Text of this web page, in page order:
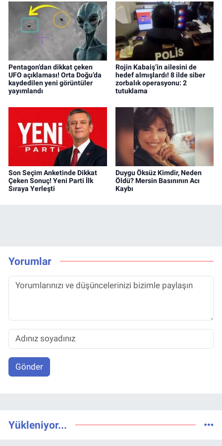
Pentagon’dan dikkat çeken
UFO açıklaması! Orta Doğu’da
kaydedilen yeni görüntüler
yayımlandı
Rojin Kabaiş’in ailesini de
hedef almışlardı! 8 ilde siber
zorbalık operasyonu: 2
tutuklama
Son Seçim Anketinde Dikkat
Çeken Sonuç! Yeni Parti İlk
Sıraya Yerleşti
Duygu Öksüz Kimdir, Neden
Öldü? Mersin Basınının Acı
Kaybı
Yorumlar
Gönder
Yükleniyor...